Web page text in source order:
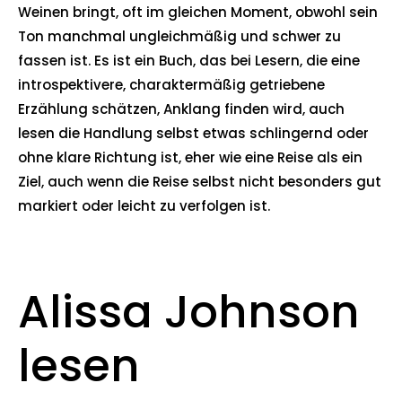
Weinen bringt, oft im gleichen Moment, obwohl sein
Ton manchmal ungleichmäßig und schwer zu
fassen ist. Es ist ein Buch, das bei Lesern, die eine
introspektivere, charaktermäßig getriebene
Erzählung schätzen, Anklang finden wird, auch
lesen die Handlung selbst etwas schlingernd oder
ohne klare Richtung ist, eher wie eine Reise als ein
Ziel, auch wenn die Reise selbst nicht besonders gut
markiert oder leicht zu verfolgen ist.
Alissa Johnson
lesen